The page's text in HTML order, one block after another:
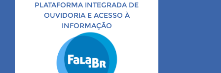
PLATAFORMA INTEGRADA DE
OUVIDORIA E ACESSO À
INFORMAÇÃO